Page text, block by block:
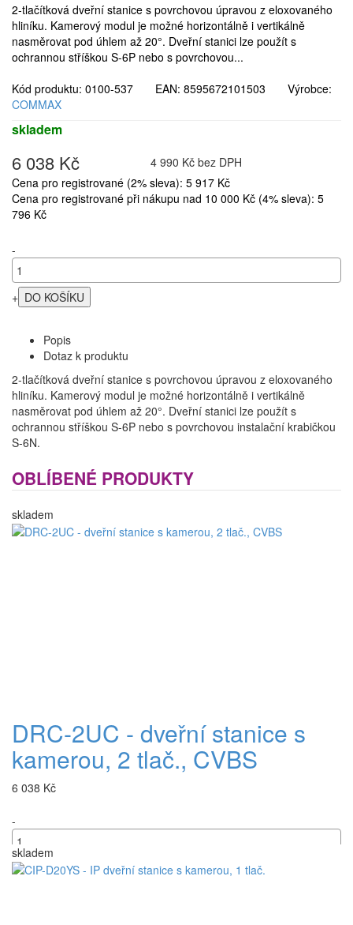
2-tlačítková dveřní stanice s povrchovou úpravou z eloxovaného
hliníku. Kamerový modul je možné horizontálně i vertikálně
nasměrovat pod úhlem až 20°. Dveřní stanici lze použít s
ochrannou stříškou S-6P nebo s povrchovou...
Kód produktu: 0100-537 EAN: 8595672101503 Výrobce:
COMMAX
skladem
6 038 Kč
4 990 Kč bez DPH
Cena pro registrované (2% sleva): 5 917 Kč
Cena pro registrované při nákupu nad 10 000 Kč (4% sleva): 5
796 Kč
-
+
Popis
Dotaz k produktu
2-tlačítková dveřní stanice s povrchovou úpravou z eloxovaného
hliníku. Kamerový modul je možné horizontálně i vertikálně
nasměrovat pod úhlem až 20°. Dveřní stanici lze použít s
ochrannou stříškou S-6P nebo s povrchovou instalační krabičkou
S-6N.
OBLÍBENÉ PRODUKTY
skladem
DRC-2UC - dveřní stanice s
kamerou, 2 tlač., CVBS
6 038 Kč
-
+
skladem